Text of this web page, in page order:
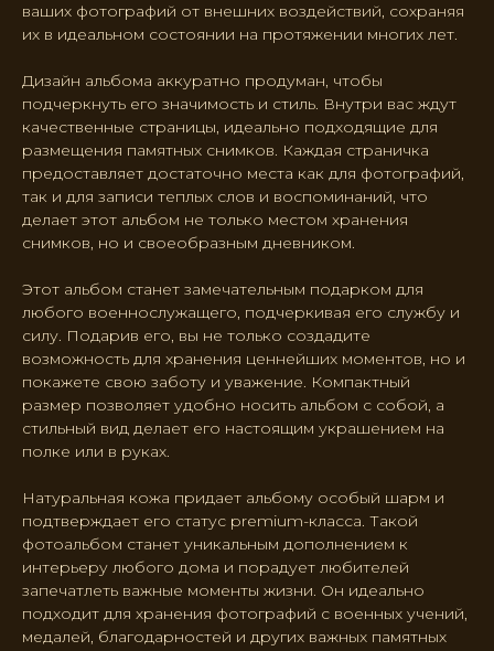
ваших фотографий от внешних воздействий, сохраняя
их в идеальном состоянии на протяжении многих лет.
Дизайн альбома аккуратно продуман, чтобы
подчеркнуть его значимость и стиль. Внутри вас ждут
качественные страницы, идеально подходящие для
размещения памятных снимков. Каждая страничка
предоставляет достаточно места как для фотографий,
так и для записи теплых слов и воспоминаний, что
делает этот альбом не только местом хранения
снимков, но и своеобразным дневником.
Этот альбом станет замечательным подарком для
любого военнослужащего, подчеркивая его службу и
силу. Подарив его, вы не только создадите
возможность для хранения ценнейших моментов, но и
покажете свою заботу и уважение. Компактный
размер позволяет удобно носить альбом с собой, а
стильный вид делает его настоящим украшением на
полке или в руках.
Натуральная кожа придает альбому особый шарм и
подтверждает его статус premium-класса. Такой
фотоальбом станет уникальным дополнением к
интерьеру любого дома и порадует любителей
запечатлеть важные моменты жизни. Он идеально
подходит для хранения фотографий с военных учений,
медалей, благодарностей и других важных памятных